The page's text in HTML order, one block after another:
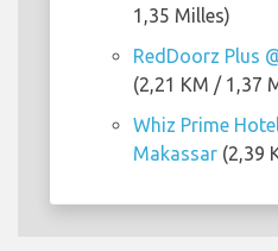
1,35 Milles)
RedDoorz Plus
(2,21 KM / 1,37
Whiz Prime
Makassar (2,39